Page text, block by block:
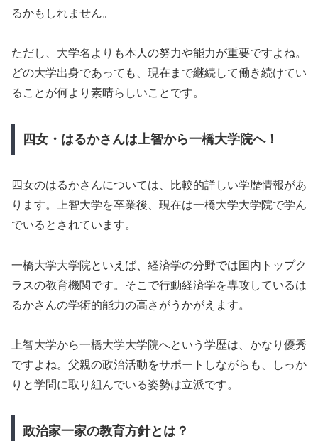
るかもしれません。
ただし、大学名よりも本人の努力や能力が重要ですよね。
どの大学出身であっても、現在まで継続して働き続けてい
ることが何より素晴らしいことです。
四女・はるかさんは上智から一橋大学院へ！
四女のはるかさんについては、比較的詳しい学歴情報があ
ります。上智大学を卒業後、現在は一橋大学大学院で学ん
でいるとされています。
一橋大学大学院といえば、経済学の分野では国内トップク
ラスの教育機関です。そこで行動経済学を専攻しているは
るかさんの学術的能力の高さがうかがえます。
上智大学から一橋大学大学院へという学歴は、かなり優秀
ですよね。父親の政治活動をサポートしながらも、しっか
りと学問に取り組んでいる姿勢は立派です。
政治家一家の教育方針とは？